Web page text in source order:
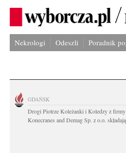
Nekrologi Odeszli Poradnik
GDAŃSK
Drogi Piotrze Koleżanki i Koledzy z firmy
Konecranes and Demag Sp. z o.o.